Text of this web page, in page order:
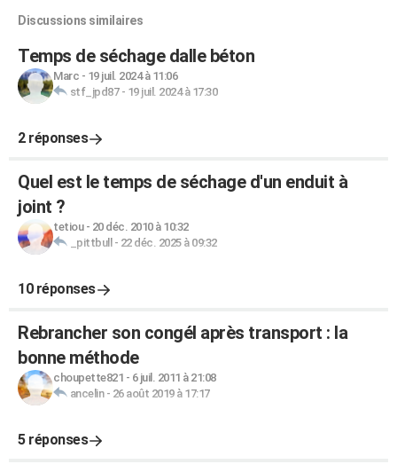
Discussions similaires
Temps de séchage dalle béton
Marc - 19 juil. 2024 à 11:06
stf_jpd87- 19 juil. 2024 à 17:30
2 réponses
Quel est le temps de séchage d'un enduit à
joint ?
tetiou- 20 déc. 2010 à 10:32
_pittbull - 22 déc. 2025 à 09:32
10 réponses
Rebrancher son congél après transport : la
bonne méthode
choupette821 - 6 juil. 2011 à 21:08
ancelin- 26 août 2019 à 17:17
5 réponses